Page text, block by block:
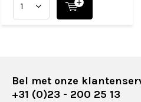
Bel met onze
+31 (0)23 - 200 25 13